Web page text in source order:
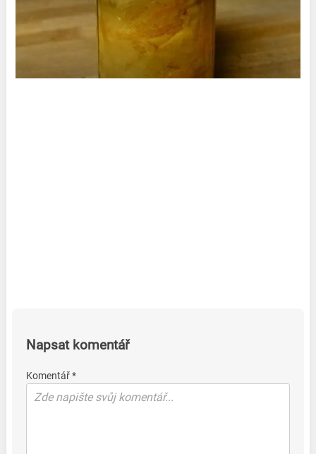
Napsat komentář
Komentář *